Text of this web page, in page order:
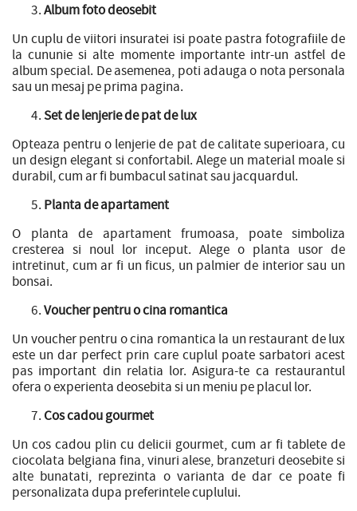
Album foto deosebit
Un cuplu de viitori insuratei isi poate pastra fotografiile de
la cununie si alte momente importante intr-un astfel de
album special. De asemenea, poti adauga o nota personala
sau un mesaj pe prima pagina.
Set de lenjerie de pat de lux
Opteaza pentru o lenjerie de pat de calitate superioara, cu
un design elegant si confortabil. Alege un material moale si
durabil, cum ar fi bumbacul satinat sau jacquardul.
Planta de apartament
O planta de apartament frumoasa, poate simboliza
cresterea si noul lor inceput. Alege o planta usor de
intretinut, cum ar fi un ficus, un palmier de interior sau un
bonsai.
Voucher pentru o cina romantica
Un voucher pentru o cina romantica la un restaurant de lux
este un dar perfect prin care cuplul poate sarbatori acest
pas important din relatia lor. Asigura-te ca restaurantul
ofera o experienta deosebita si un meniu pe placul lor.
Cos cadou gourmet
Un cos cadou plin cu delicii gourmet, cum ar fi tablete de
ciocolata belgiana fina, vinuri alese, branzeturi deosebite si
alte bunatati, reprezinta o varianta de dar ce poate fi
personalizata dupa preferintele cuplului.